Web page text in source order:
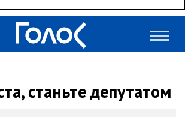
станьте депутатом